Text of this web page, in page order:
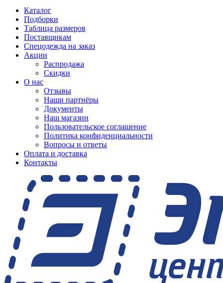
Каталог
Подборки
Таблица размеров
Поставщикам
Спецодежда на заказ
Акции
Распродажа
Скидки
О нас
Отзывы
Наши партнёры
Документы
Наш магазин
Пользовательское соглашение
Политика конфиденциальности
Вопросы и ответы
Оплата и доставка
Контакты